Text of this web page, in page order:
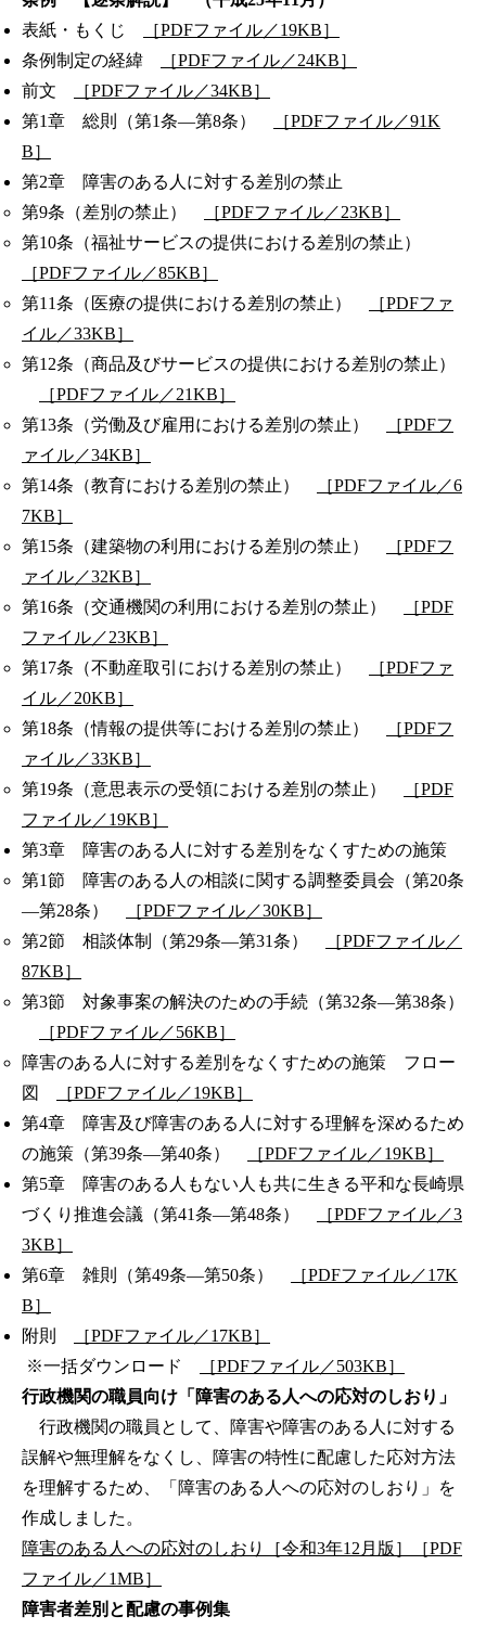
表紙・もくじ
［PDFファイル／19KB］
条例制定の経緯
［PDFファイル／24KB］
前文
［PDFファイル／34KB］
第1章 総則（第1条―第8条）
［PDFファイル／91K
B］
第2章 障害のある人に対する差別の禁止
第9条（差別の禁止）
［PDFファイル／23KB］
第10条（福祉サービスの提供における差別の禁止）
［PDFファイル／85KB］
第11条（医療の提供における差別の禁止）
［PDFファ
イル／33KB］
第12条（商品及びサービスの提供における差別の禁止）
［PDFファイル／21KB］
第13条（労働及び雇用における差別の禁止）
［PDFフ
ァイル／34KB］
第14条（教育における差別の禁止）
［PDFファイル／6
7KB］
第15条（建築物の利用における差別の禁止）
［PDFフ
ァイル／32KB］
第16条（交通機関の利用における差別の禁止）
［PDF
ファイル／23KB］
第17条（不動産取引における差別の禁止）
［PDFファ
イル／20KB］
第18条（情報の提供等における差別の禁止）
［PDFフ
ァイル／33KB］
第19条（意思表示の受領における差別の禁止）
［PDF
ファイル／19KB］
第3章 障害のある人に対する差別をなくすための施策
第1節 障害のある人の相談に関する調整委員会（第20条
―第28条）
［PDFファイル／30KB］
第2節 相談体制（第29条―第31条）
［PDFファイル／
87KB］
第3節 対象事案の解決のための手続（第32条―第38条）
［PDFファイル／56KB］
障害のある人に対する差別をなくすための施策 フロー
図
［PDFファイル／19KB］
第4章 障害及び障害のある人に対する理解を深めるため
の施策（第39条―第40条）
［PDFファイル／19KB］
第5章 障害のある人もない人も共に生きる平和な長崎県
づくり推進会議（第41条―第48条）
［PDFファイル／3
3KB］
第6章 雑則（第49条―第50条）
［PDFファイル／17K
B］
附則
［PDFファイル／17KB］
※一括ダウンロード
［PDFファイル／503KB］
行政機関の職員向け「障害のある人への応対のしおり」
行政機関の職員として、障害や障害のある人に対する
誤解や無理解をなくし、障害の特性に配慮した応対方法
を理解するため、「障害のある人への応対のしおり」を
作成しました。
障害のある人への応対のしおり［令和3年12月版］［PDF
ファイル／1MB］
障害者差別と配慮の事例集